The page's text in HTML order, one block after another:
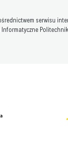
serwisu